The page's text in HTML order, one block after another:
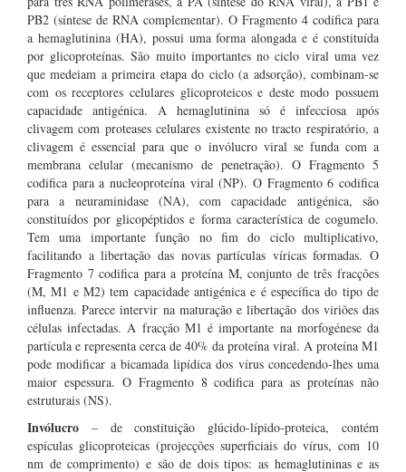
PB2 (síntese de RNA complementar). O Fragmento 4 codifica para
a hemaglutinina (HA), possui uma forma alongada e é constituída
por glicoproteínas. São muito importantes no ciclo viral uma vez
que medeiam a primeira etapa do ciclo (a adsorção), combinam-se
com os receptores celulares glicoproteicos e deste modo possuem
capacidade antigénica. A hemaglutinina só é infecciosa após
clivagem com proteases celulares existente no tracto respiratório, a
clivagem é essencial para que o invólucro viral se funda com a
membrana celular (mecanismo de penetração). O Fragmento 5
codifica para a nucleoproteína viral (NP). O Fragmento 6 codifica
para a neuraminidase (NA), com capacidade antigénica, são
constituídos por glicopéptidos e forma característica de cogumelo.
Tem uma importante função no fim do ciclo multiplicativo,
facilitando a libertação das novas partículas víricas formadas. O
Fragmento 7 codifica para a proteína M, conjunto de três fracções
(M, M1 e M2) tem capacidade antigénica e é específica do tipo de
influenza. Parece intervir na maturação e libertação dos viriões das
células infectadas. A fracção M1 é importante na morfogénese da
partícula e representa cerca de 40% da proteína viral. A proteína M1
pode modificar a bicamada lipídica dos vírus concedendo-lhes uma
maior espessura. O Fragmento 8 codifica para as proteínas não
estruturais (NS).
Invólucro – de constituição glúcido-lípido-proteica, contém
espículas glicoproteicas (projecções superficiais do vírus, com 10
nm de comprimento) e são de dois tipos: as hemaglutininas e as